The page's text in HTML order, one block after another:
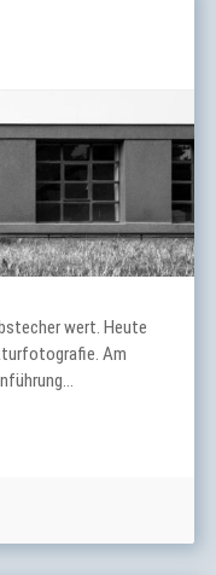
wert. Heute
Am